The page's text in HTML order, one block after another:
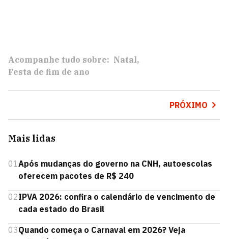
Acompanhe tudo sobre: Natal
Festa de fim de ano
PRÓXIMO
Mais lidas
01Após mudanças do governo na CNH, autoescolas
oferecem pacotes de R$ 240
02IPVA 2026: confira o calendário de vencimento de
cada estado do Brasil
03Quando começa o Carnaval em 2026? Veja